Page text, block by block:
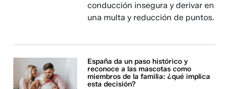
conducción insegura y derivar en
una multa y reducción de puntos.
España da un paso histórico y
reconoce a las mascotas como
miembros de la familia: ¿qué implica
esta decisión?